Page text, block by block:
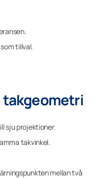
tillval.
sju projektioner.
takvinkel.
mellan två